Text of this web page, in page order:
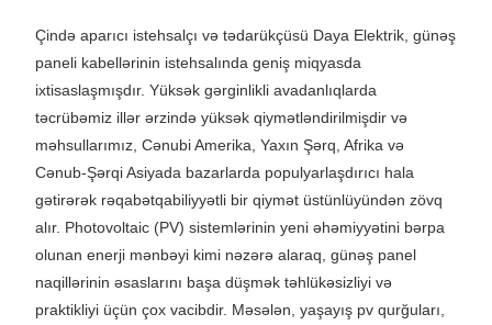
Çində aparıcı istehsalçı və tədarükçüsü Daya Elektrik, günəş
paneli kabellərinin istehsalında geniş miqyasda
ixtisaslaşmışdır. Yüksək gərginlikli avadanlıqlarda
təcrübəmiz illər ərzində yüksək qiymətləndirilmişdir və
məhsullarımız, Cənubi Amerika, Yaxın Şərq, Afrika və
Cənub-Şərqi Asiyada bazarlarda populyarlaşdırıcı hala
gətirərək rəqabətqabiliyyətli bir qiymət üstünlüyündən zövq
alır. Photovoltaic (PV) sistemlərinin yeni əhəmiyyətini bərpa
olunan enerji mənbəyi kimi nəzərə alaraq, günəş panel
naqillərinin əsaslarını başa düşmək təhlükəsizliyi və
praktikliyi üçün çox vacibdir. Məsələn, yaşayış pv qurğuları,